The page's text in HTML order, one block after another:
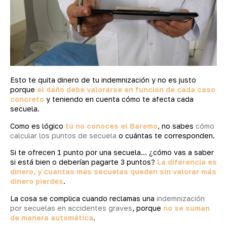
Esto te quita dinero de tu indemnización y no es justo
porque el daño debe valorarse en función de cada caso
concreto y teniendo en cuenta cómo te afecta cada
secuela.
Como es lógico tú no conoces el Baremo, no sabes cómo
calcular los puntos de secuela o cuántas te corresponden.
Si te ofrecen 1 punto por una secuela… ¿cómo vas a saber
si está bien o deberían pagarte 3 puntos? La diferencia es
dinero, y cuantas más secuelas queden sin valorar más
dinero pierdes.
La cosa se complica cuando reclamas una indemnización
por secuelas en accidentes graves, porque no se suman
de manera automática.